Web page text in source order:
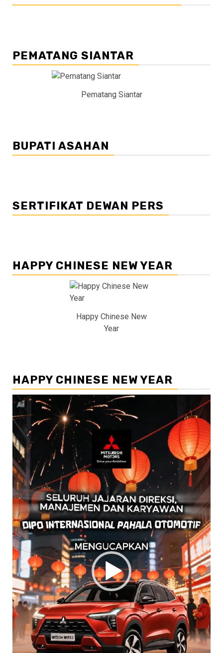
PEMATANG SIANTAR
Pematang Siantar
BUPATI ASAHAN
SERTIFIKAT DEWAN PERS
HAPPY CHINESE NEW YEAR
Happy Chinese New
Year
HAPPY CHINESE NEW YEAR
Pemutar